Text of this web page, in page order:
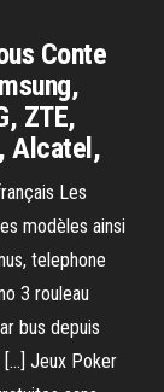
Conte
ZTE,
Alcatel,
Les
modèles ainsi
telephone
3 rouleau
bus depuis
[…] Jeux Poker